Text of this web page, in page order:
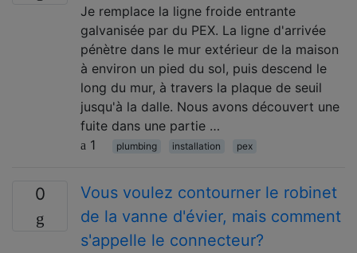
Je remplace la ligne froide entrante
galvanisée par du PEX. La ligne d'arrivée
pénètre dans le mur extérieur de la maison
à environ un pied du sol, puis descend le
long du mur, à travers la plaque de seuil
jusqu'à la dalle. Nous avons découvert une
fuite dans une partie …
1
plumbing installation pex
0
Vous voulez contourner le robinet
de la vanne d'évier, mais comment
s'appelle le connecteur?